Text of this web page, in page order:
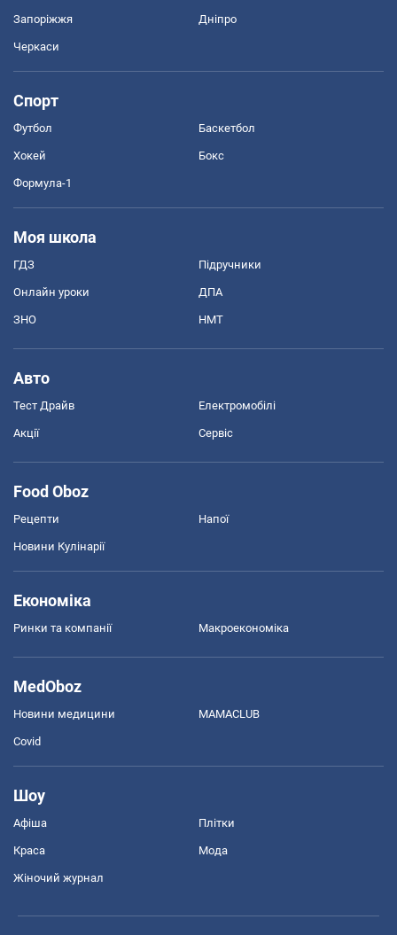
Запоріжжя Дніпро
Черкаси
Спорт
Футбол Баскетбол
Хокей Бокс
Формула-1
Моя школа
ГДЗ Підручники
Онлайн уроки ДПА
ЗНО НМТ
Авто
Тест Драйв Електромобілі
Акції Сервіс
Food Oboz
Рецепти Напої
Новини Кулінарії
Економіка
Ринки та компанії Макроекономіка
MedOboz
Новини медицини MAMACLUB
Covid
Шоу
Афіша Плітки
Краса Мода
Жіночий журнал